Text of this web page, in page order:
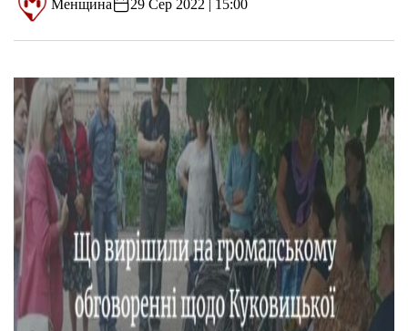
Менщина 29 Сер 2022 | 15:00